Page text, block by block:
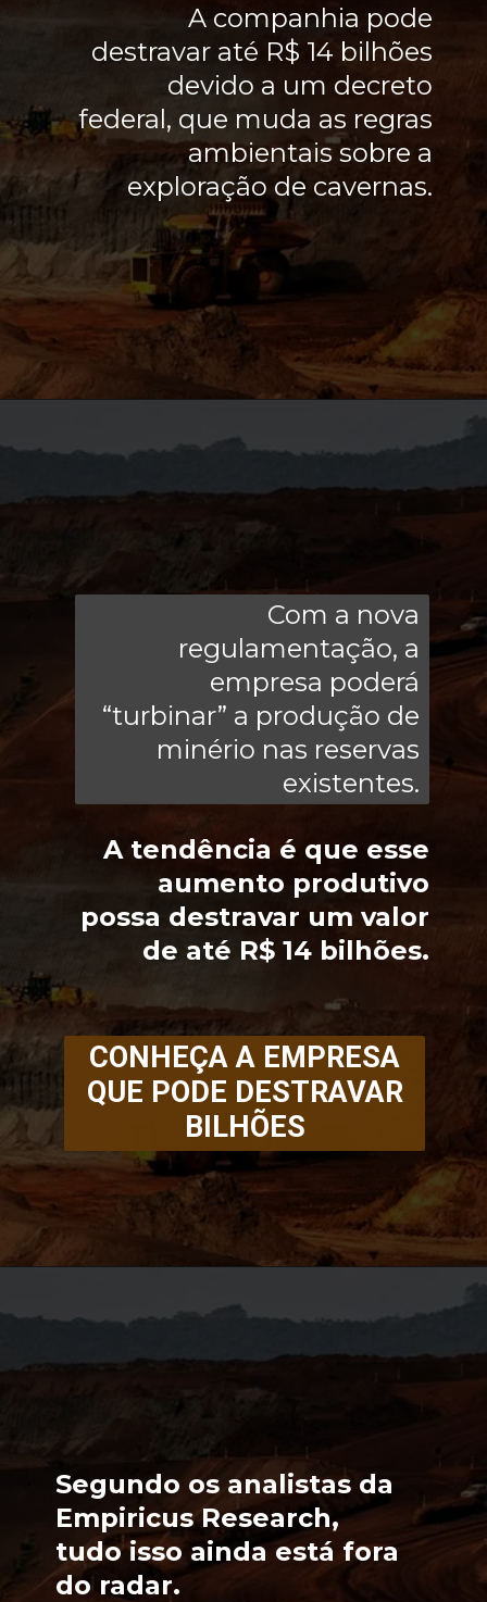
A companhia pode
destravar até R$ 14 bilhões
devido a um decreto
federal, que muda as regras
ambientais sobre a
exploração de cavernas.
Com a nova
regulamentação, a
empresa poderá
“turbinar” a produção de
minério nas reservas
existentes.
A tendência é que esse
aumento produtivo
possa destravar um valor
de até R$ 14 bilhões.
CONHEÇA A EMPRESA
QUE PODE DESTRAVAR
BILHÕES
Segundo os analistas da
Empiricus Research,
tudo isso ainda está fora
do radar.